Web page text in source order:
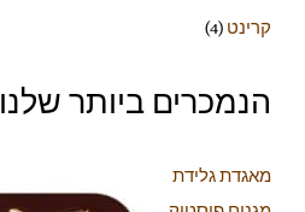
קרינט (4)
הנמכרים ביותר שלנו
מאגדת גלידת